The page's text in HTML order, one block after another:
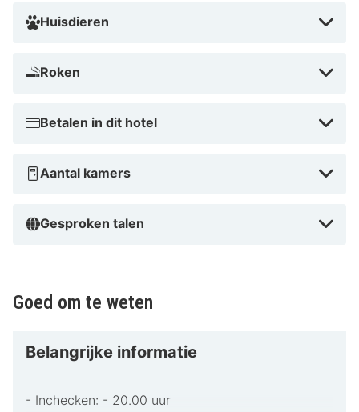
Huisdieren
Roken
Betalen in dit hotel
Aantal kamers
Gesproken talen
Goed om te weten
Belangrijke informatie
- Inchecken: - 20.00 uur